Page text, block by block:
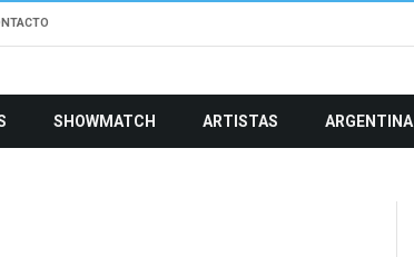
SHOWMATCH ARTISTAS ARGENTINA